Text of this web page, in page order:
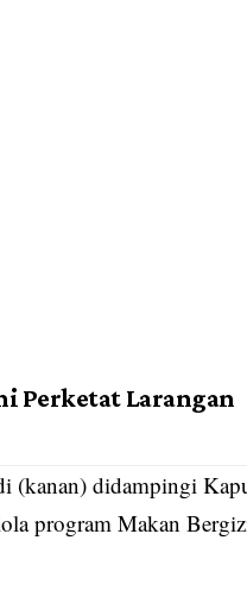
Perketat Larangan